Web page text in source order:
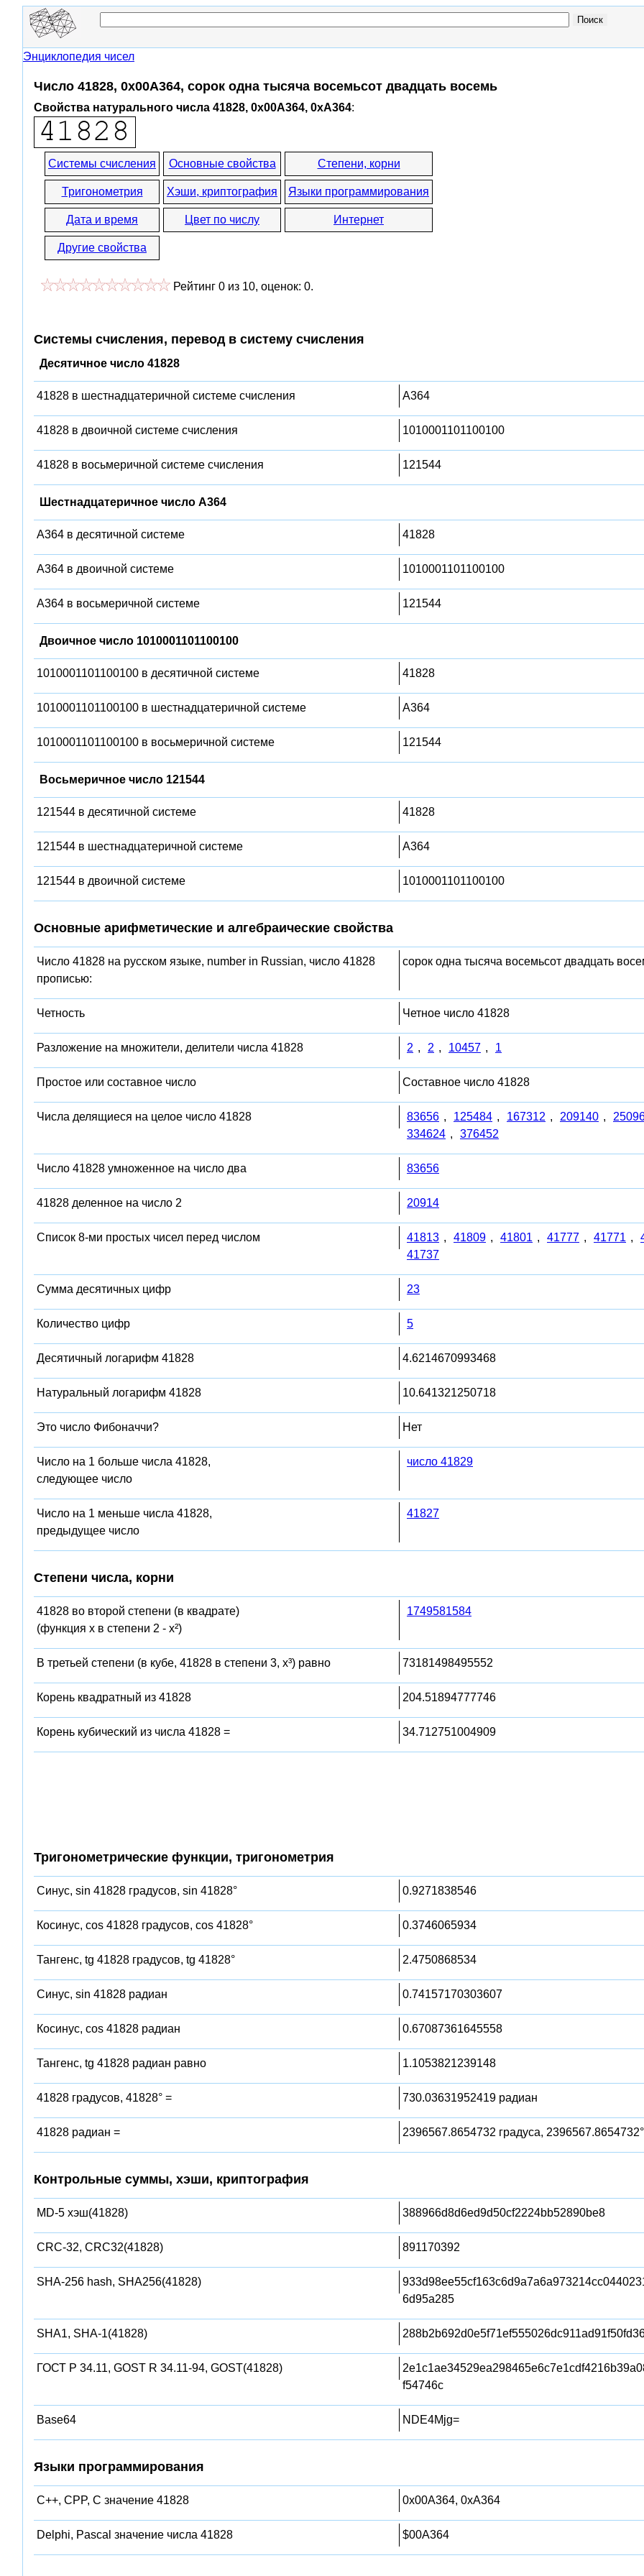
Энциклопедия чисел
Число 41828, 0x00A364, сорок одна тысяча восемьсот двадцать восемь
Свойства натурального числа 41828, 0x00A364, 0xA364:
Системы счисления Основные свойства Степени, корни
Тригонометрия Хэши, криптография Языки программирования
Дата и время Цвет по числу Интернет
Другие свойства
Рейтинг 0 из 10, оценок: 0.
Системы счисления, перевод в систему счисления
Десятичное число 41828
41828 в шестнадцатеричной системе счисления A364
41828 в двоичной системе счисления 1010001101100100
41828 в восьмеричной системе счисления 121544
Шестнадцатеричное число A364
A364 в десятичной системе 41828
A364 в двоичной системе 1010001101100100
A364 в восьмеричной системе 121544
Двоичное число 1010001101100100
1010001101100100 в десятичной системе 41828
1010001101100100 в шестнадцатеричной системе A364
1010001101100100 в восьмеричной системе 121544
Восьмеричное число 121544
121544 в десятичной системе 41828
121544 в шестнадцатеричной системе A364
121544 в двоичной системе 1010001101100100
Основные арифметические и алгебраические свойства
Число 41828 на русском языке, number in Russian, число 41828
прописью:
сорок одна тысяча восемьсот двадцать
Четность Четное число 41828
Разложение на множители, делители числа 41828 2 , 2 , 10457 , 1
Простое или составное число Составное число 41828
Числа делящиеся на целое число 41828 83656 , 125484 , 167312 , 209140 ,
334624 , 376452
Число 41828 умноженное на число два 83656
41828 деленное на число 2 20914
Список 8-ми простых чисел перед числом 41813 , 41809 , 41801 , 41777 , 41771 ,
41737
Сумма десятичных цифр 23
Количество цифр 5
Десятичный логарифм 41828 4.6214670993468
Натуральный логарифм 41828 10.641321250718
Это число Фибоначчи? Нет
Число на 1 больше числа 41828,
следующее число
число 41829
Число на 1 меньше числа 41828,
предыдущее число
41827
Степени числа, корни
41828 во второй степени (в квадрате)
(функция x в степени 2 - x²)
1749581584
В третьей степени (в кубе, 41828 в степени 3, x³) равно 73181498495552
Корень квадратный из 41828 204.51894777746
Корень кубический из числа 41828 = 34.712751004909
Тригонометрические функции, тригонометрия
Синус, sin 41828 градусов, sin 41828° 0.9271838546
Косинус, cos 41828 градусов, cos 41828° 0.3746065934
Тангенс, tg 41828 градусов, tg 41828° 2.4750868534
Синус, sin 41828 радиан 0.74157170303607
Косинус, cos 41828 радиан 0.67087361645558
Тангенс, tg 41828 радиан равно 1.1053821239148
41828 градусов, 41828° = 730.03631952419 радиан
41828 радиан = 2396567.8654732 градуса, 2396567.8654732°
Контрольные суммы, хэши, криптография
MD-5 хэш(41828) 388966d8d6ed9d50cf2224bb52890be8
CRC-32, CRC32(41828) 891170392
SHA-256 hash, SHA256(41828)
6d95a285
SHA1, SHA-1(41828)
ГОСТ Р 34.11, GOST R 34.11-94, GOST(41828)
f54746c
Base64 NDE4Mjg=
Языки программирования
C++, CPP, C значение 41828 0x00A364, 0xA364
Delphi, Pascal значение числа 41828 $00A364